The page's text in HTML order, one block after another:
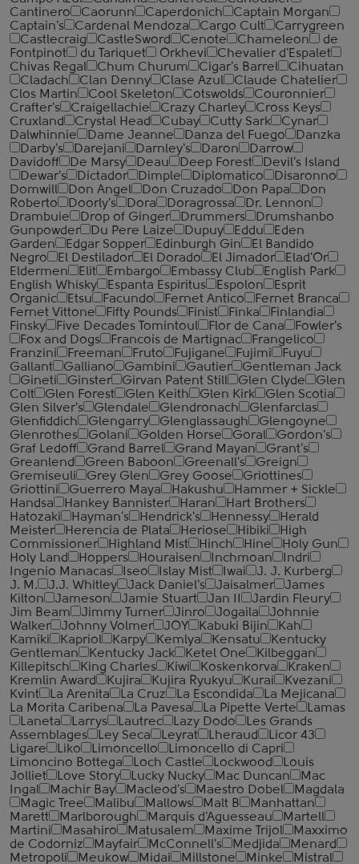
Cantinero
Caorunn Caperdonich
Captain Morgan
Captain's
Cardenal Mendoza Cargo Cult
Carrygreen
Castlecraig
CastleSword Cenote Chameleon
de
Fontpinot
du Tariquet Orkhevi
Chevalier d'Espalet
Chivas Regal
Chum Churum Cigar's Barrel
Cihuatan
Cladach
Clan Denny Clase Azul
Claude Chatelier
Clos Martin
Cool Skeleton Cotswolds
Couronnier
Crafter's
Craigellachie Crazy Charley
Cross Keys
Cruxland
Crystal Head Cubay Cutty Sark
Cynar
Dalwhinnie
Dame Jeanne Danza del Fuego
Danzka
Darby's
Darejani Darnley's Daron
Darrow
Davidoff
De Marsy Deau Deep Forest
Devil's Island
Dewar's
Dictador Dimple Diplomatico
Disaronno
Domwill
Don Angel Don Cruzado Don Papa
Don
Roberto
Doorly's Dora Doragrossa
Dr. Lennon
Drambuie
Drop of Ginger Drummers
Drumshanbo
Gunpowder
Du Pere Laize Dupuy Eddu
Eden
Garden
Edgar Sopper Edinburgh Gin
El Bandido
Negro
El Destilador El Dorado El Jimador
Elad'Or
Eldermen
Elit Embargo Embassy Club
English Park
English Whisky
Espanta Espiritus Espolon
Esprit
Organic
Etsu Facundo Fernet Antico
Fernet Branca
Fernet Vittone
Fifty Pounds Finist Finka
Finlandia
Finsky
Five Decades Tomintoul Flor de Cana
Fowler's
Fox and Dogs
Francois de Martignac
Frangelico
Franzini
Freeman Fruto Fujigane Fujimi
Fuyu
Gallant
Galliano Gambini Gautier
Gentleman Jack
Gineti
Ginster Girvan Patent Still Glen Clyde
Glen
Colt
Glen Forest Glen Keith Glen Kirk
Glen Scotia
Glen Silver's
Glendale Glendronach
Glenfarclas
Glenfiddich
Glengarry Glenglassaugh
Glengoyne
Glenrothes
Golani Golden Horse Goral
Gordon's
Graf Ledoff
Grand Barrel Grand Mayan
Grant's
Greanlend
Green Baboon Greenall's
Greign
Gremiseuli
Grey Glen Grey Goose
Griottines
Griottini
Guerrero Maya Hakushu
Hammer + Sickle
Handsa
Hankey Bannister Haran
Hart Brothers
Hatozaki
Hayman's Hendrick's Hennessy
Herald
Meister
Herencia de Plata Heriose Hibiki
High
Commissioner
Highland Mist Hinch Hine
Holy Gun
Holy Land
Hoppers Houraisen Inchmoan
Indri
Ingenio Manacas
Iseo Islay Mist Iwai
J. J. Kurberg
J. M.
J.J. Whitley Jack Daniel's Jaisalmer
James
Kilton
Jameson Jamie Stuart Jan II
Jardin Fleury
Jim Beam
Jimmy Turner Jinro Jogaila
Johnnie
Walker
Johnny Volmer JOY Kabuki Bijin
Kah
Kamiki
Kapriol Karpy Kemlya Kensatu
Kentucky
Gentleman
Kentucky Jack Ketel One
Kilbeggan
Killepitsch
King Charles Kiwi Koskenkorva
Kraken
Kremlin Award
Kujira Kujira Ryukyu Kurai
Kvezani
Kvint
La Arenita La Cruz La Escondida
La Mejicana
La Morita Caribena
La Pavesa La Pipette Verte
Lamas
Laneta
Larrys Lautrec Lazy Dodo
Les Grands
Assemblages
Ley Seca Leyrat Lheraud
Licor 43
Ligare
Liko Limoncello
Limoncello di Capri
Limoncino Bottega
Loch Castle Lockwood
Louis
Jolliet
Love Story Lucky Nucky Mac Duncan
Mac
Ingal
Machir Bay Macleod's Maestro Dobel
Magdala
Magic Tree
Malibu Mallows Malt B
Manhattan
Marett
Marlborough Marquis d'Aguesseau
Martell
Martini
Masahiro Matusalem Maxime Trijol
Maxximo
de Codorniz
Mayfair McConnell's Medjida
Menard
Metropoli
Meukow Midai Millstone Minke
Mistral